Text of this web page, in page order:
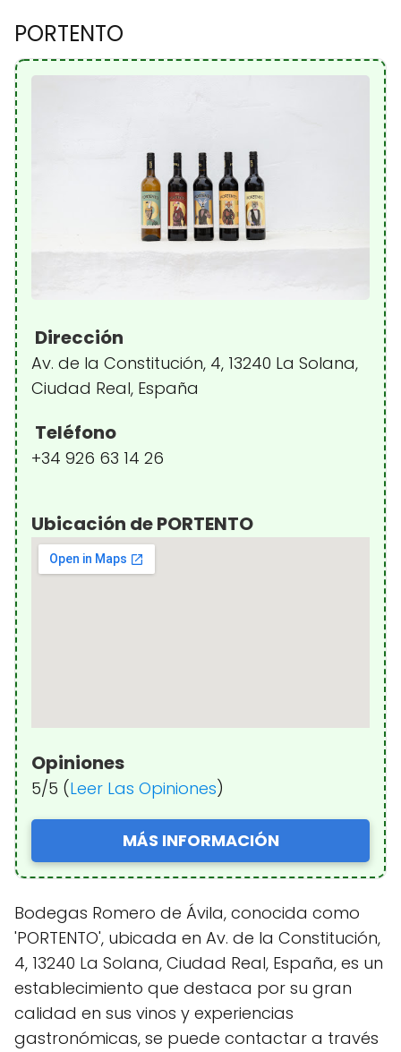
PORTENTO
Dirección
Av. de la Constitución, 4, 13240 La Solana,
Ciudad Real, España
Teléfono
+34 926 63 14 26
Ubicación de PORTENTO
Opiniones
5/5 (Leer Las Opiniones)
MÁS INFORMACIÓN
Bodegas Romero de Ávila, conocida como
'PORTENTO', ubicada en Av. de la Constitución,
4, 13240 La Solana, Ciudad Real, España, es un
establecimiento que destaca por su gran
calidad en sus vinos y experiencias
gastronómicas, se puede contactar a través